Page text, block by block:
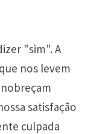
"sim". A
nos levem
satisfação
culpada